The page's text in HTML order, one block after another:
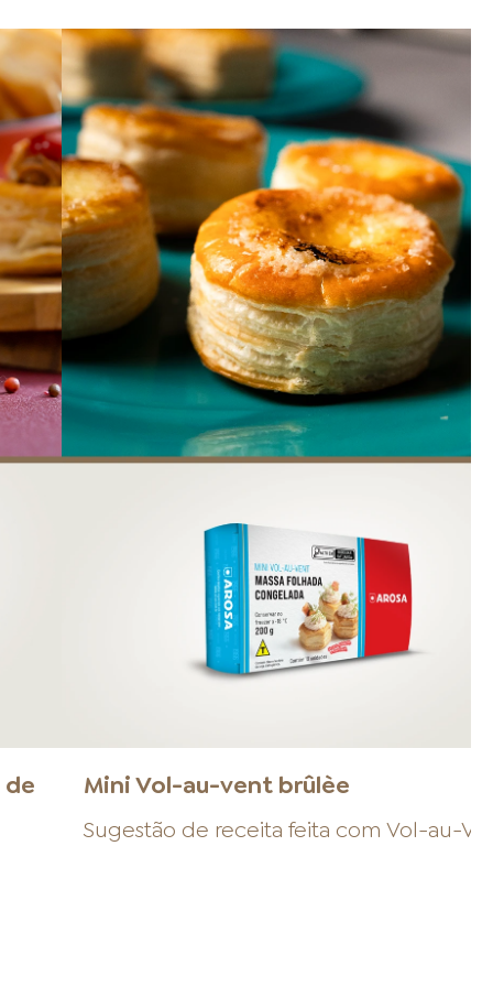
Mini Vol-au-vent brûlèe
Sugestão de receita feita comVol-au-